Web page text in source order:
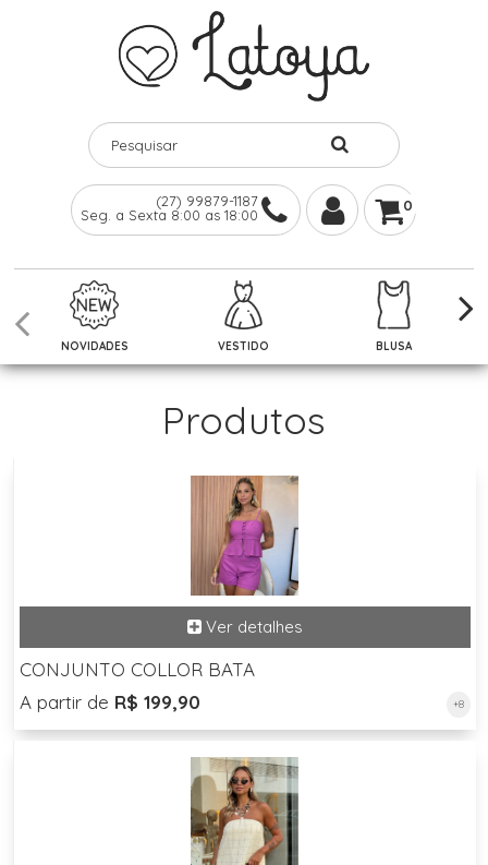
(27) 99879-1187
Seg. a Sexta 8:00 as 18:00
0
NOVIDADES VESTIDO BLUSA
Produtos
CONJUNTO COLLOR BATA
A partir de R$ 199,90 +8